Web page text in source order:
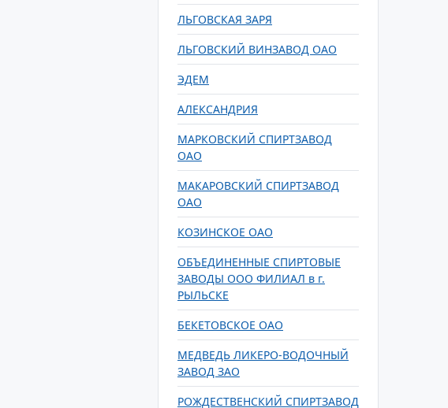
ЛЬГОВСКАЯ ЗАРЯ
ЛЬГОВСКИЙ ВИНЗАВОД ОАО
ЭДЕМ
АЛЕКСАНДРИЯ
МАРКОВСКИЙ СПИРТЗАВОД
ОАО
МАКАРОВСКИЙ СПИРТЗАВОД
ОАО
КОЗИНСКОЕ ОАО
ОБЪЕДИНЕННЫЕ СПИРТОВЫЕ
ЗАВОДЫ ООО ФИЛИАЛ в г.
РЫЛЬСКЕ
БЕКЕТОВСКОЕ ОАО
МЕДВЕДЬ ЛИКЕРО-ВОДОЧНЫЙ
ЗАВОД ЗАО
РОЖДЕСТВЕНСКИЙ СПИРТЗАВОД